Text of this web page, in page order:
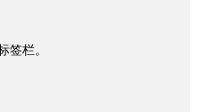
签栏。